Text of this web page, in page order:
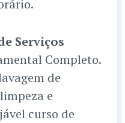
Serviços
Completo.
de
e
curso de